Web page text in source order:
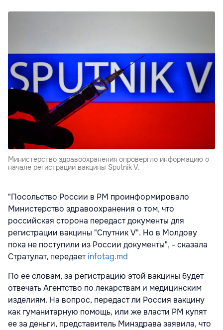
Министерство здравоохранения опровергло информацию о
начале регистрации вакцины Sputnik V.
"Посольство России в РМ проинформировало
Министерство здравоохранения о том, что
российская сторона передаст документы для
регистрации вакцины "Спутник V". Но в Молдову
пока не поступили из России документы", - сказала
Стратулат, передаетinfotag.md
По ее словам, за регистрацию этой вакцины будет
отвечать Агентство по лекарствам и медицинским
изделиям. На вопрос, передаст ли Россия вакцину
как гуманитарную помощь, или же власти РМ купят
ее за деньги, представитель Минздрава заявила, что